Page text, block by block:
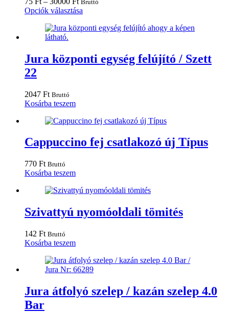
ki
75 Ft
30000 Ft
Bruttó
Opciók választása
terméknek
van.
A
Jura központi egység felújító / Szett
22
2047 Ft Bruttó
Kosárba teszem
Cappuccino fej csatlakozó új Típus
770 Ft Bruttó
Kosárba teszem
Szivattyú nyomóoldali tömités
142 Ft Bruttó
Kosárba teszem
Jura átfolyó szelep / kazán szelep 4.0
Bar